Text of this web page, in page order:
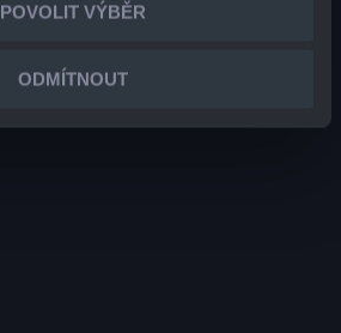
POVOLIT VÝBĚR
ODMÍTNOUT